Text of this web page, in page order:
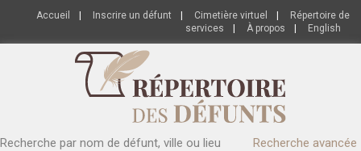
Accueil Inscrire un défunt Cimetière virtuel
Répertoire de
services
À propos English
Recherche par nom de défunt, ville ou lieu Recherche avancée